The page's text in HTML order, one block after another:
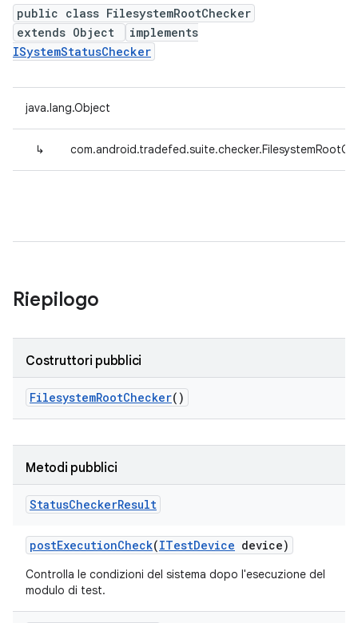
public class FilesystemRootChecker
extends Object
implements
ISystemStatusChecker
java.lang.Object
↳
Riepilogo
Costruttori pubblici
FilesystemRootChecker()
Metodi pubblici
StatusCheckerResult
postExecutionCheck(ITestDevice device)
Controlla le condizioni del sistema dopo l'esecuzione del
modulo di test.